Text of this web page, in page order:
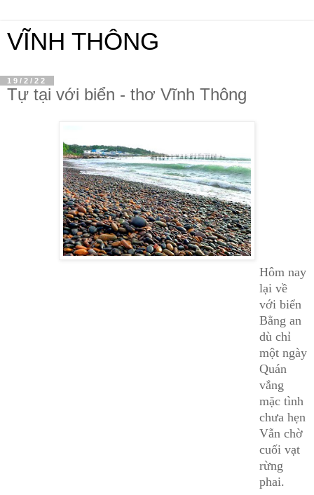
VĨNH THÔNG
19/2/22
Tự tại với biển - thơ Vĩnh Thông
Hôm nay
lại về
với biển
Bằng an
dù chỉ
một ngày
Quán
vắng
mặc tình
chưa hẹn
Vẫn chờ
cuối vạt
rừng
phai.